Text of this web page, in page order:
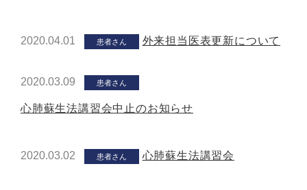
2020.04.01 患者さん 外来担当医表更新について
2020.03.09 患者さん
心肺蘇生法講習会中止のお知らせ
2020.03.02 患者さん 心肺蘇生法講習会